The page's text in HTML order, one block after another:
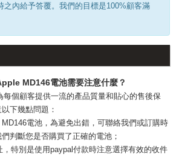
之內給予答覆。我們的目標是100%顧客滿
MD146電池需要注意什麼？
每個顧客提供一流的產品質量和貼心的售後保
下幾點問題：
電池，為避免出錯，可聯絡我們或訂購時
判斷您是否購買了正確的電池；
特別是使用paypal付款時注意選擇有效的收件